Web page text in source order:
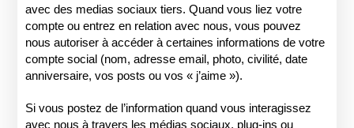
avec des medias sociaux tiers. Quand vous liez votre
compte ou entrez en relation avec nous, vous pouvez
nous autoriser à accéder à certaines informations de votre
compte social (nom, adresse email, photo, civilité, date
anniversaire, vos posts ou vos « j’aime »).
Si vous postez de l’information quand vous interagissez
avec nous à travers les médias sociaux, plug-ins ou